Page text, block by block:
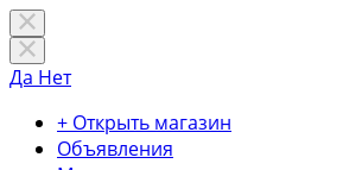
Да Нет
+ Открыть магазин
Объявления